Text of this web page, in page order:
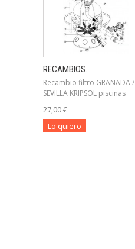
RECAMBIOS...
Recambio filtro GRANADA /
SEVILLA KRIPSOL piscinas
27,00 €
Lo quiero